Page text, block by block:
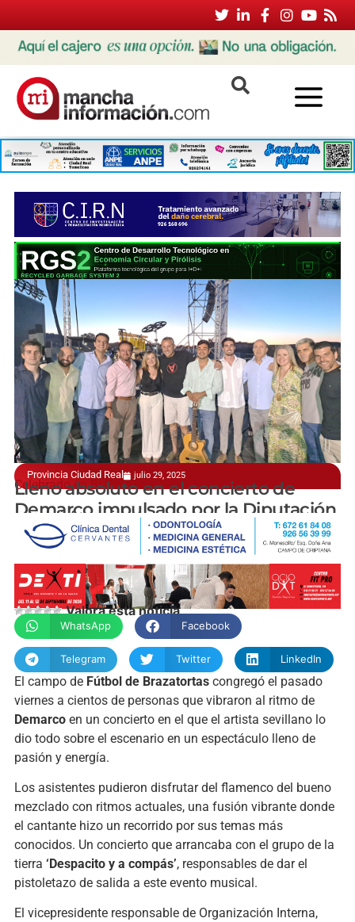
Provincia Ciudad Real julio 29, 2025
Celebrado en Brazatortas
Lleno absoluto en el concierto de
Demarco impulsado por la Diputación
manchainformacion.com
Valora esta noticia
WhatsApp Facebook
Telegram Twitter LinkedIn
El campo de Fútbol de Brazatortascongregó el pasado
viernes a cientos de personas que vibraron al ritmo de
Demarcoen un concierto en el que el artista sevillano lo
dio todo sobre el escenario en un espectáculo lleno de
pasión y energía.
Los asistentes pudieron disfrutar del flamenco del bueno
mezclado con ritmos actuales, una fusión vibrante donde
el cantante hizo un recorrido por sus temas más
conocidos. Un concierto que arrancaba con el grupo de la
tierra ‘Despacito y a compás’, responsables de dar el
pistoletazo de salida a este evento musical.
El vicepresidente responsable de Organización Interna,